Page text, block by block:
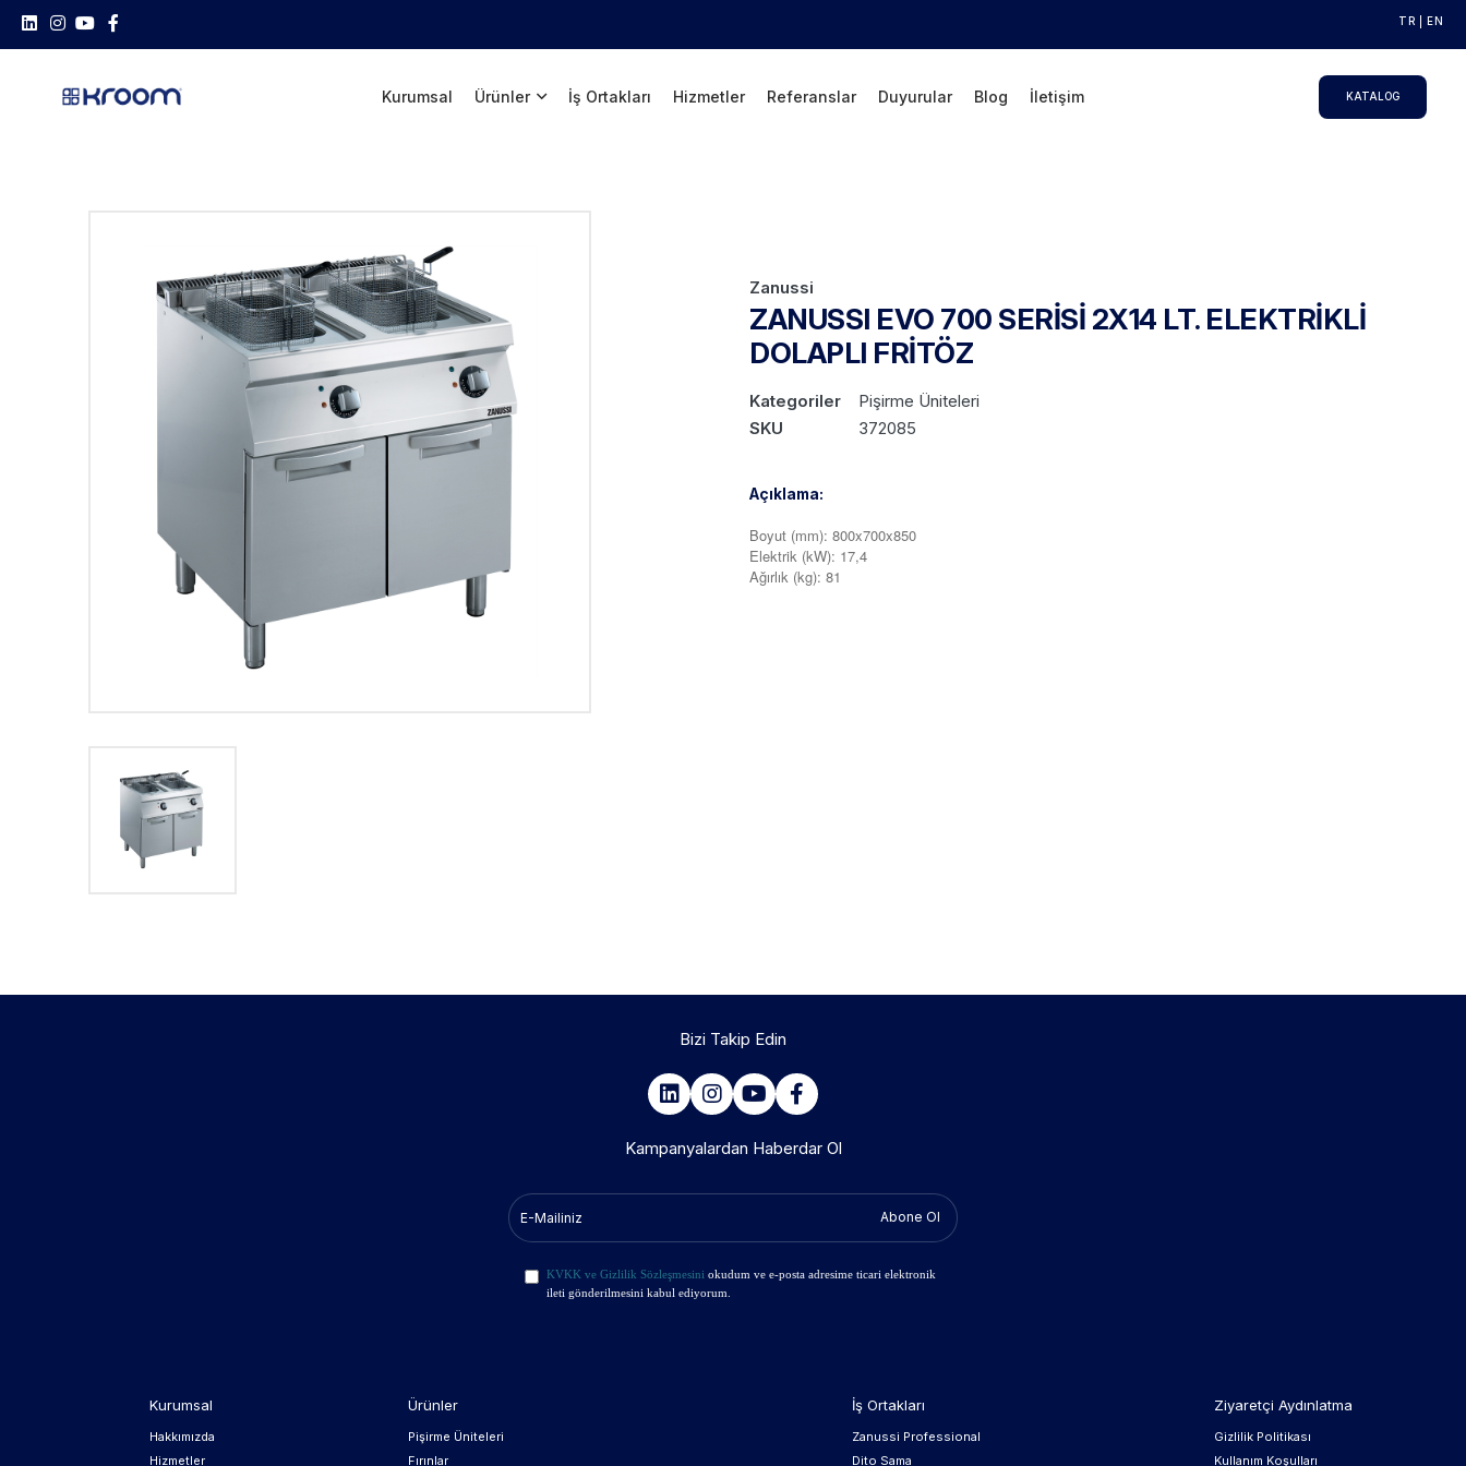
TR EN
Kurumsal Ürünler İş Ortakları Hizmetler Referanslar Duyurular Blog İletişim KATALOG
Zanussi
ZANUSSI EVO 700 SERİSİ 2X14 LT. ELEKTRİKLİ
DOLAPLI FRİTÖZ
Kategoriler
Pişirme Üniteleri
SKU
372085
Açıklama:
Boyut (mm): 800x700x850
Elektrik (kW): 17,4
Ağırlık (kg): 81
Bizi Takip Edin
Kampanyalardan Haberdar Ol
Abone Ol
KVKK ve Gizlilik Sözleşmesini okudum ve e-posta adresime ticari elektronik
ileti gönderilmesini kabul ediyorum.
Kurumsal
Hakkımızda
Hizmetler
Ürünler
Pişirme Üniteleri
Fırınlar
İş Ortakları
Zanussi Professional
Dito Sama
Ziyaretçi Aydınlatma
Gizlilik Politikası
Kullanım Koşulları